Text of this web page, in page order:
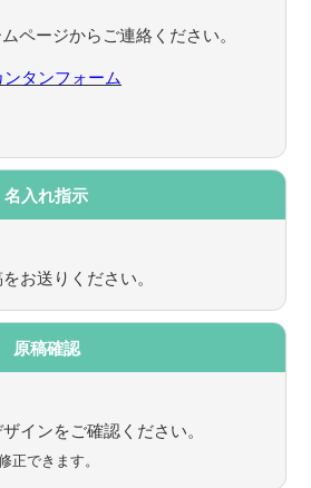
ページからご連絡ください。
タンフォーム
名入れ指示
お送りください。
原稿確認
インをご確認ください。
正できます。